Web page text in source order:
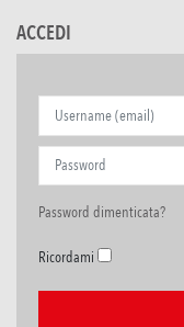
ACCEDI
Password dimenticata?
Ricordami